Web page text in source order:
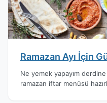
Ramazan Ayı İçin
Ne yemek yapayım
ramazan iftar menüsü